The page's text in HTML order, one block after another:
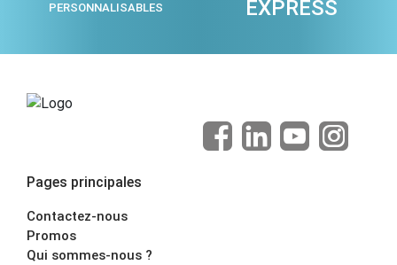
PERSONNALISABLES EXPRESS
Pages principales
Contactez-nous
Promos
Qui sommes-nous ?